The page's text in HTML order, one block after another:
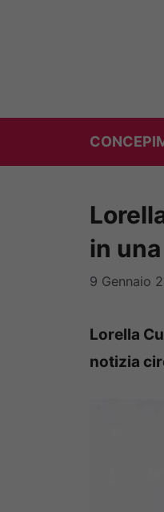
in
9 Gennaio
Lorella
notizia